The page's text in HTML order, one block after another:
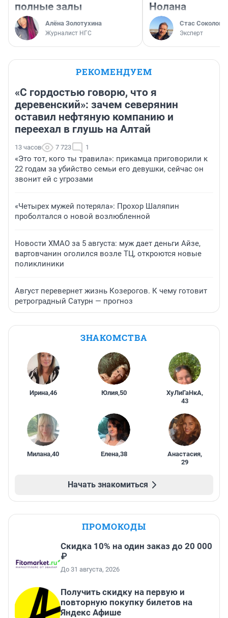
полные залы
Алёна Золотухина
Журналист НГС
Нолана
Стас Соколов
Эксперт
РЕКОМЕНДУЕМ
«С гордостью говорю, что я
деревенский»: зачем северянин
оставил нефтяную компанию и
переехал в глушь на Алтай
13 часов 7 723 1
«Это тот, кого ты травила»: прикамца приговорили к
22 годам за убийство семьи его девушки, сейчас он
звонит ей с угрозами
«Четырех мужей потеряла»: Прохор Шаляпин
проболтался о новой возлюбленной
Новости ХМАО за 5 августа: муж дает деньги Айзе,
вартовчанин оголился возле ТЦ, откроются новые
поликлиники
Август перевернет жизнь Козерогов. К чему готовит
ретроградный Сатурн — прогноз
ЗНАКОМСТВА
Ирина,46 Юлия,50 ХуЛиГаНкА,
43
Милана,40 Елена,38 Анастасия,
29
Начать знакомиться
ПРОМОКОДЫ
Скидка 10% на один заказ до 20 000
₽
До 31 августа, 2026
Получить скидку на первую и
повторную покупку билетов на
Яндекс Афише